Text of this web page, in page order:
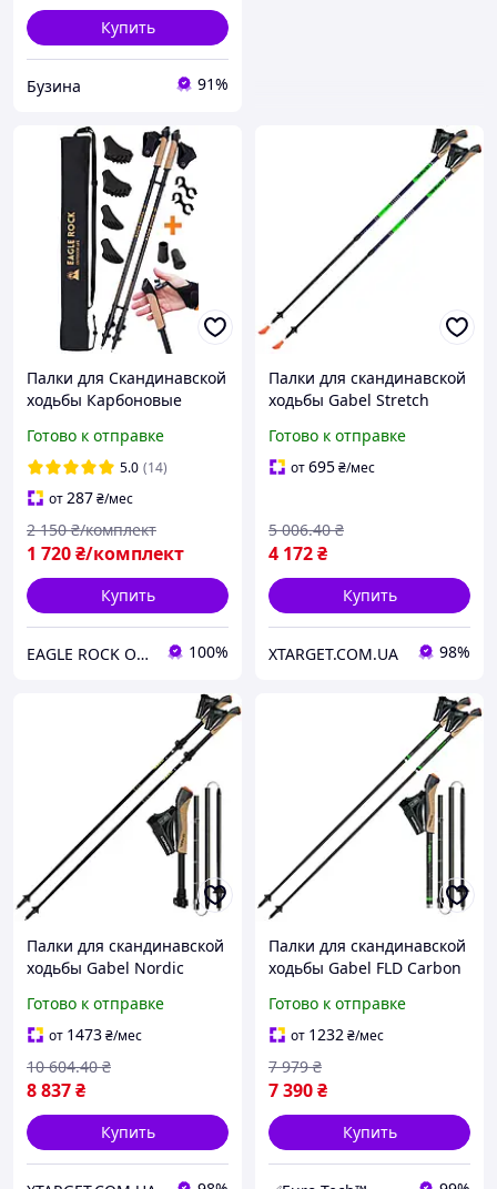
Купить
Бузина 91%
Палки для Скандинавской
ходьбы Карбоновые
Скандинавские палки
Карбон 3D 100%
Готово к отправке
5.0 (14)
от287₴/мес
1 720₴/комплект
2 150 ₴/комплект
Купить
EAGLE ROCK Официальный магазин бренду 100%
Палки для скандинавской
ходьбы Gabel Stretch
(7008352640000)
Готово к отправке
от695₴/мес
4 172₴
5 006.40 ₴
Купить
XTARGET.COM.UA 98%
Палки для скандинавской
ходьбы Gabel Nordic
(7009399300000)
Готово к отправке
от 1473₴/мес
8 837₴
10 604.40 ₴
Купить
Палки для скандинавской
ходьбы Gabel FLD Carbon
Готово к отправке
от 1232₴/мес
7 390₴
7 979 ₴
Купить